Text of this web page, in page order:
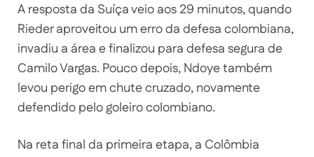
A resposta da Suíça veio aos 29 minutos, quando
Rieder aproveitou um erro da defesa colombiana,
invadiu a área e finalizou para defesa segura de
Camilo Vargas. Pouco depois, Ndoye também
levou perigo em chute cruzado, novamente
defendido pelo goleiro colombiano.
Na reta final da primeira etapa, a Colômbia